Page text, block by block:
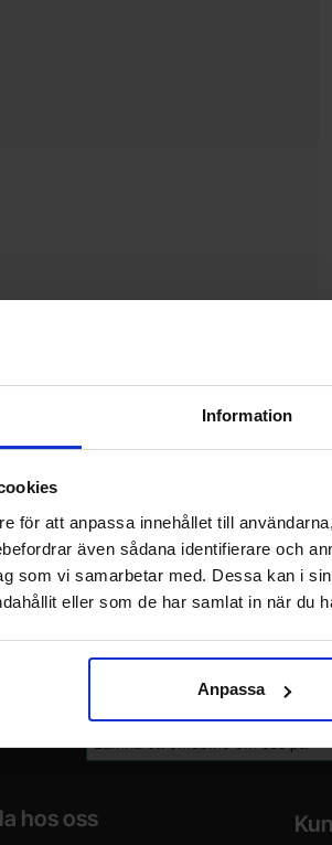
Information
för att anpassa innehållet till
även sådana identifierare och
som vi samarbetar med. Dessa kan i
eller som de har samlat in när du
Anpassa
Läs mer om att jobba på electrokit
Nyhetsbrev
Jag önskar erbjudanden, rabatter och
Du kommer att få ca 1 utskick / månad.
hos oss